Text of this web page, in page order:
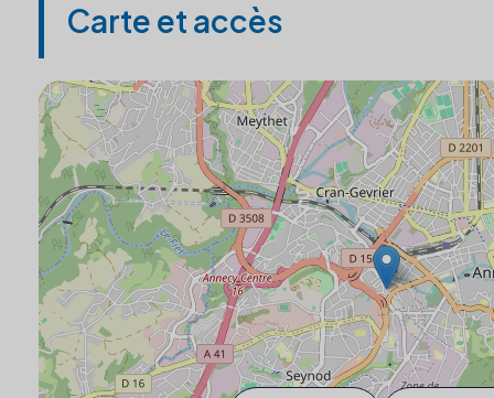
Carte et accès